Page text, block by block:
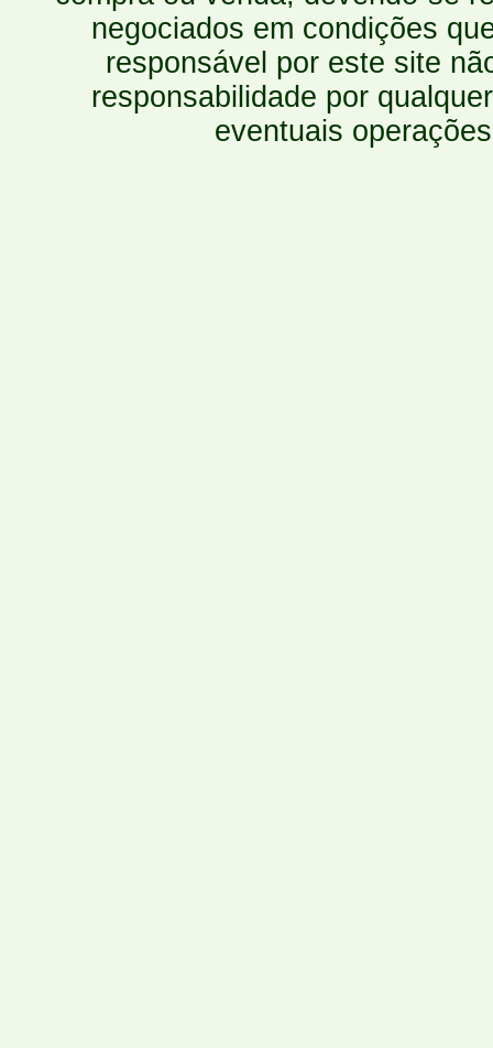
negociados em condições
responsável por este site
responsabilidade por
eventuais